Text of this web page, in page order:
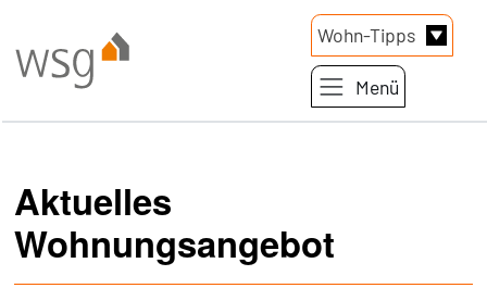
Link zur StartseiteWohn-Tipps
Menü
Aktuelles
Wohnungsangebot